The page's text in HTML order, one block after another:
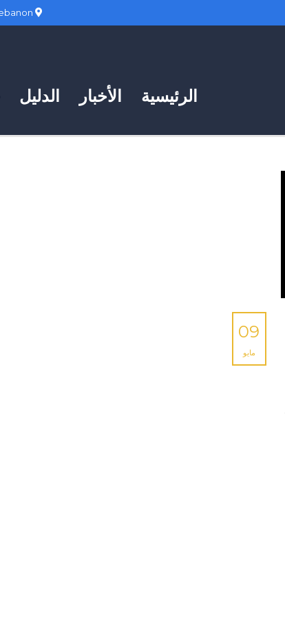
الدليل الأخبار الرئيسية
09
مايو